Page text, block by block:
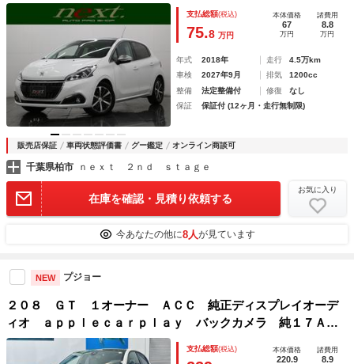
ルコン コーナーセンサー パークアシスト アクティブシテ
ィブレーキ オートＡＣ ＬＥＤ オートライト ガラスルー
フ 純正ＡＷ
支払総額(税込)
75.8 万円
本体価格
67
万円
諸費用
8.8
万円
年式 2018年 走行
4.5万km
車検
2027年9月 排気
1200cc
整備
法定整備付 修復
なし
保証
保証付 (12ヶ月・走行無制限)
販売店保証 車両状態評価書 グー鑑定 オンライン商談可
千葉県柏市 ｎｅｘｔ ２ｎｄ ｓｔａｇｅ
在庫を確認・見積り依頼する
お気に入り
今あなたの他に8人が見ています
NEW プジョー
２０８ ＧＴ １オーナー ＡＣＣ 純正ディスプレイオーデ
ィオ ａｐｐｌｅｃａｒｐｌａｙ バックカメラ 純１７Ａ
Ｗ ＬＥＤ ハーフ革 シートヒーター ワイヤレス充電 Ｂ
ＳＭ クリアランスソナー スマートキー
支払総額(税込) 本体価格
220.9
諸費用
8.9